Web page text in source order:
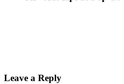
Leave a Reply